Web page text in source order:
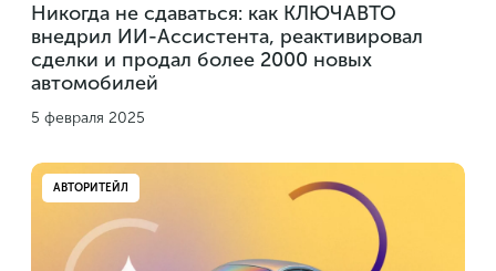
Никогда не сдаваться: как КЛЮЧАВТО
внедрил ИИ-Ассистента, реактивировал
сделки и продал более 2000 новых
автомобилей
5 февраля 2025
АВТОРИТЕЙЛ